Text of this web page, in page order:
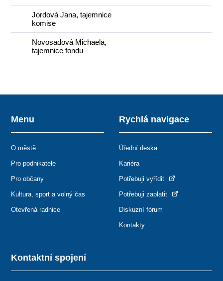
Jordová Jana, tajemnice
komise
Novosadová Michaela,
tajemnice fondu
Kontaktní spojení
Menu
O městě
Pro podnikatele
Pro občany
Kultura, sport a volný čas
Otevřená radnice
Rychlá navigace
Úřední deska
Kariéra
Potřebuji vyřídit
Potřebuji zaplatit
Diskuzní fórum
Kontakty